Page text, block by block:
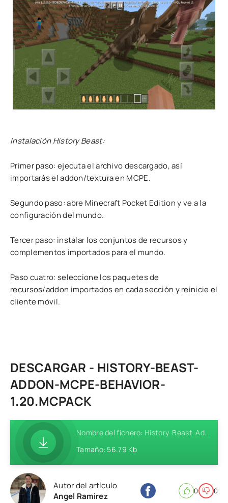
Instalación History Beast:
Primer paso: ejecuta el archivo descargado, así
importarás el addon/textura en MCPE.
Segundo paso: abre Minecraft Pocket Edition y ve a la
configuración del mundo.
Tercer paso: instalar los conjuntos de recursos y
complementos importados para el mundo.
Paso cuatro: seleccione los paquetes de
recursos/addon importados en cada sección y reinicie el
cliente móvil.
DESCARGAR - HISTORY-BEAST-
ADDON-MCPE-BEHAVIOR-
1.20.MCPACK
Nombre del fichero: History-Beast-Addon-MCPE-Behavior-1.20.mcpack
Tamaño: 56.79 Kb
Autor del artículo
Angel Ramirez
0 0